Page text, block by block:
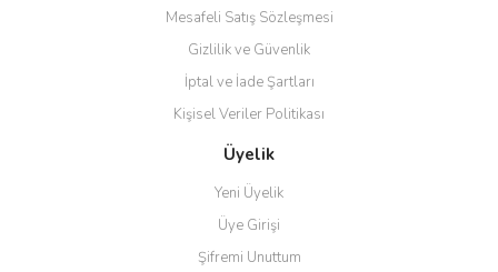
Mesafeli Satış Sözleşmesi
Gizlilik ve Güvenlik
İptal ve İade Şartları
Kişisel Veriler Politikası
Üyelik
Yeni Üyelik
Üye Girişi
Şifremi Unuttum